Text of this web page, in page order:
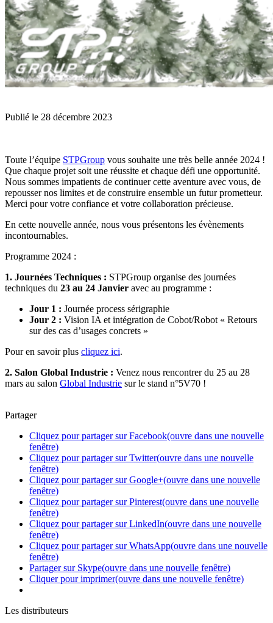
Publié le 28 décembre 2023
Toute l’équipe STPGroup vous souhaite une très belle année 2024 !
Que chaque projet soit une réussite et chaque défi une opportunité.
Nous sommes impatients de continuer cette aventure avec vous, de
repousser nos limites et de construire ensemble un futur prometteur.
Merci pour votre confiance et votre collaboration précieuse.
En cette nouvelle année, nous vous présentons les évènements
incontournables.
Programme 2024 :
1. Journées Techniques : STPGroup organise des journées
techniques du 23 au 24 Janvier avec au programme :
Jour 1 : Journée process sérigraphie
Jour 2 : Vision IA et intégration de Cobot/Robot « Retours
sur des cas d’usages concrets »
Pour en savoir plus cliquez ici.
2. Salon Global Industrie : Venez nous rencontrer du 25 au 28
mars au salon Global Industrie sur le stand n°5V70 !
Partager
Cliquez pour partager sur Facebook(ouvre dans une nouvelle
fenêtre)
Cliquez pour partager sur Twitter(ouvre dans une nouvelle
fenêtre)
Cliquez pour partager sur Google+(ouvre dans une nouvelle
fenêtre)
Cliquez pour partager sur Pinterest(ouvre dans une nouvelle
fenêtre)
Cliquez pour partager sur LinkedIn(ouvre dans une nouvelle
fenêtre)
Cliquez pour partager sur WhatsApp(ouvre dans une nouvelle
fenêtre)
Partager sur Skype(ouvre dans une nouvelle fenêtre)
Cliquer pour imprimer(ouvre dans une nouvelle fenêtre)
Les distributeurs